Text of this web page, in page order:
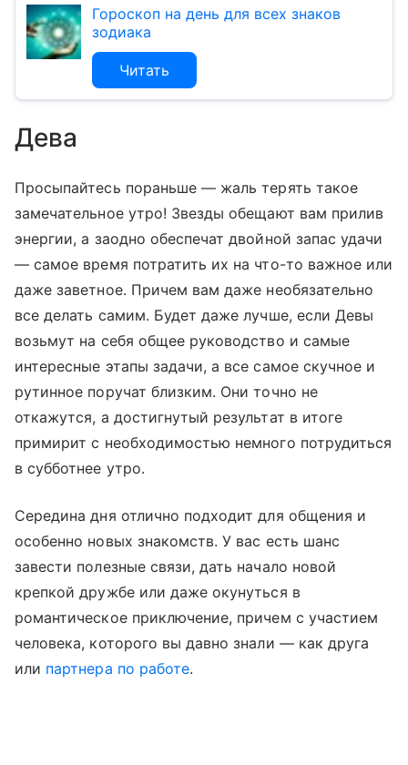
Гороскоп на день для всех знаков
зодиака
Читать
Дева
Просыпайтесь пораньше — жаль терять такое
замечательное утро! Звезды обещают вам прилив
энергии, а заодно обеспечат двойной запас удачи
— самое время потратить их на что-то важное или
даже заветное. Причем вам даже необязательно
все делать самим. Будет даже лучше, если Девы
возьмут на себя общее руководство и самые
интересные этапы задачи, а все самое скучное и
рутинное поручат близким. Они точно не
откажутся, а достигнутый результат в итоге
примирит с необходимостью немного потрудиться
в субботнее утро.
Середина дня отлично подходит для общения и
особенно новых знакомств. У вас есть шанс
завести полезные связи, дать начало новой
крепкой дружбе или даже окунуться в
романтическое приключение, причем с участием
человека, которого вы давно знали — как друга
или партнера по работе.